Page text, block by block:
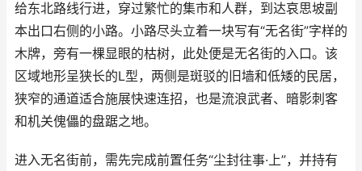
给东北路线行进，穿过繁忙的集市和人群，到达哀思坡副
本出口右侧的小路。小路尽头立着一块写有“无名街”字样的
木牌，旁有一棵显眼的枯树，此处便是无名街的入口。该
区域地形呈狭长的L型，两侧是斑驳的旧墙和低矮的民居，
狭窄的通道适合施展快速连招，也是流浪武者、暗影刺客
和机关傀儡的盘踞之地。
进入无名街前，需先完成前置任务“尘封往事·上”，并持有